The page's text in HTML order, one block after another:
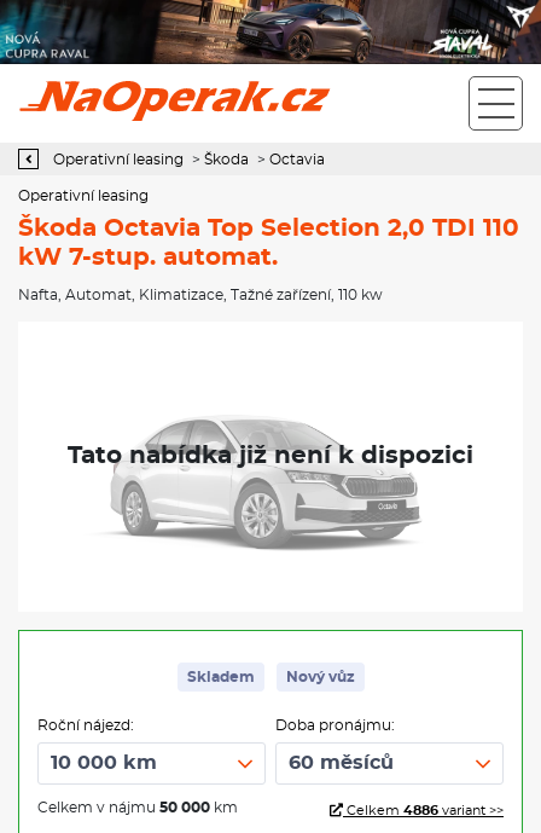
Operativní leasing Škoda Octavia Top Selection 2,0 TDI 110 kW 7-
Operativní leasing > Škoda > Octavia
Operativní leasing
Škoda Octavia Top Selection 2,0 TDI 110
kW 7-stup. automat.
Nafta Automat Klimatizace Tažné zařízení, 110 kw
Skladem Nový vůz
Roční nájezd:
Celkem v nájmu 50 000 km
Doba pronájmu:
Celkem 4886 variant >>